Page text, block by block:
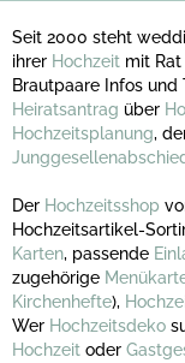
Seit 2000 steht
ihrer Hochzeit mit
Brautpaare Infos
Heiratsantrag über
Hochzeitsplanung,
Der Hochzeitsshop
Hochzeitsartikel-
Karten, passende
zugehörige
Kirchenhefte),
Wer Hochzeitsdeko
Hochzeit oder